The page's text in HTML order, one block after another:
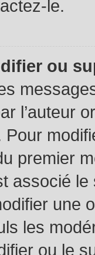
le.
ou
l’auteur
Pour
premier
associé le
une
les
ou le